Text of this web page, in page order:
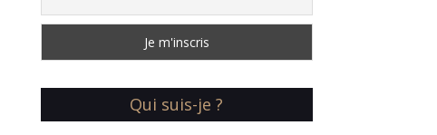
Qui suis-je ?